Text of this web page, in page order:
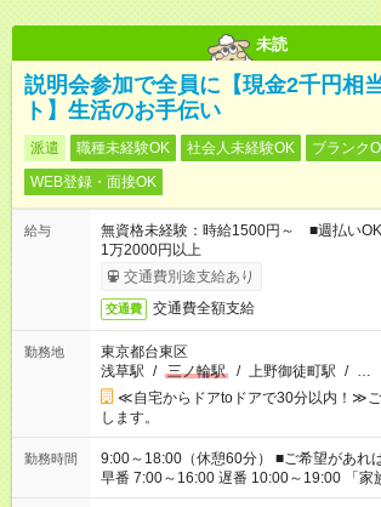
未読
説明会参加で全員に【現金2千円相
ト】生活のお手伝い
派遣 職種未経験OK 社会人未経験OK
ブランク
WEB登録・面接OK
給与
無資格未経験：時給1500円～ ■週払い
1万2000円以上
交通費別途支給あり
交通費 交通費全額支給
勤務地
東京都台東区
浅草駅 / 三ノ輪駅 / 上野御徒町駅 / …
≪自宅からドアtoドアで30分以内！≫
します。
勤務時間
9:00～18:00（休憩60分） ■ご希望があれば下記シフトもOK！
早番 7:00～16:00 遅番 10:00～19:00 「家族と休みを合わせた
い」 「余裕を持って夕飯の準備がしたい